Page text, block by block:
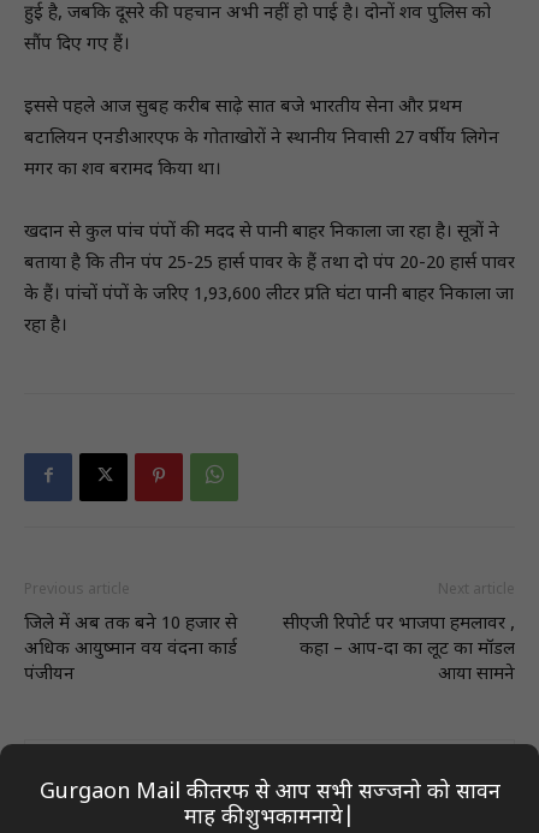
हुई है, जबकि दूसरे की पहचान अभी नहीं हो पाई है। दोनों शव पुलिस को
सौंप दिए गए हैं।
इससे पहले आज सुबह करीब साढ़े सात बजे भारतीय सेना और प्रथम
बटालियन एनडीआरएफ के गोताखोरों ने स्थानीय निवासी 27 वर्षीय लिगेन
मगर का शव बरामद किया था।
खदान से कुल पांच पंपों की मदद से पानी बाहर निकाला जा रहा है। सूत्रों ने
बताया है कि तीन पंप 25-25 हार्स पावर के हैं तथा दो पंप 20-20 हार्स पावर
के हैं। पांचों पंपों के जरिए 1,93,600 लीटर प्रति घंटा पानी बाहर निकाला जा
रहा है।
Previous article
जिले में अब तक बने 10 हजार से
अधिक आयुष्मान वय वंदना कार्ड
पंजीयन
Next article
सीएजी रिपोर्ट पर भाजपा हमलावर ,
कहा – आप-दा का लूट का मॉडल
आया सामने
Gurgaon Mail की तरफ से आप सभी सज्जनो को सावन
माह की शुभकामनाये|